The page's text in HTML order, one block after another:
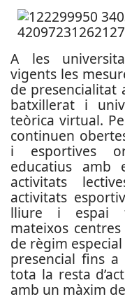
A les
vigents les
de presencialitat
batxillerat i
teòrica virtual.
continuen
i esportives
educatius amb
activitats
activitats
lliure i espai
mateixos
de règim
presencial fins
tota la resta
amb un màxim